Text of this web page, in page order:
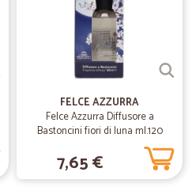
01/04/2020
FELCE AZZURRA
Felce Azzurra Diffusore a
Bastoncini fiori di luna ml.120
7,65 €